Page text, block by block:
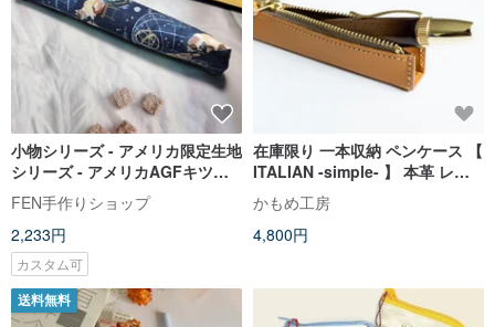
小物シリーズ - アメリカ限定生地
シリーズ - アメリカAGFキツネ
のプラネタリウムリーディング
ペンケース - ペンケース -
FEN手作りショップ
2,233円
カスタム可
在庫限り 一本収納 ペンケース 【
ITALIAN -simple- 】 本革 レザ
ー プルームテック シンプル
HH17K
かもめ工房
4,800円
送料無料